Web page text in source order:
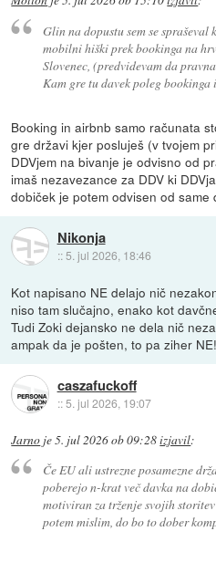
Glin na dopustu sem se
mobilni hiški prek bookinga na
Slovenec, (predvidevam da
Kam gre tu davek poleg bookinga
Booking in airbnb samo računata
gre državi kjer posluješ (v tvojem
DDVjem na bivanje je odvisno od
imaš nezavezance za DDV ki
dobiček je potem odvisen od same
Nikonja
:: 5. jul 2026, 18:46
Kot napisano NE delajo nič
niso tam slučajno, enako kot
Tudi Zoki dejansko ne dela nič
ampak da je pošten, to pa ziher NE!
caszafuckoff
::5. jul 2026, 19:07
Jarno je5. jul 2026 ob 09:28izjavil:
Če EU ali ustrezne posamezne
poberejo n-krat več davka na
motiviran za trženje svojih
potem mislim, do bo to dober